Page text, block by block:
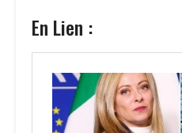
En Lien :